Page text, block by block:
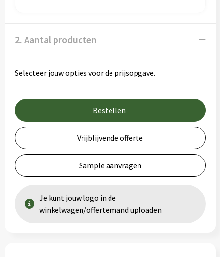
2. Aantal producten
Selecteer jouw opties voor de prijsopgave.
Bestellen
Vrijblijvende offerte
Sample aanvragen
Je kunt jouw logo in de
winkelwagen/offertemand uploaden